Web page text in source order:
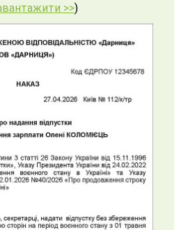
>>)